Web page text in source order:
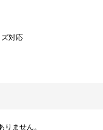
対応
ません。